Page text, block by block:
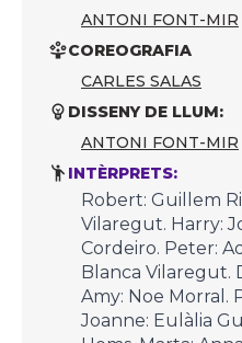
ANTONI FONT-MIR
COREOGRAFIA
CARLES SALAS
DISSENY DE LLUM:
ANTONI FONT-MIR
INTÈRPRETS:
Robert: Guillem
Vilaregut. Harry:
Cordeiro. Peter:
Blanca Vilaregut.
Amy: Noe Morral.
Joanne: Eulàlia